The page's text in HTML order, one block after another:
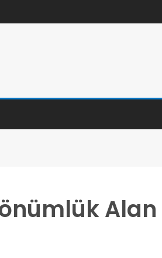
Alan